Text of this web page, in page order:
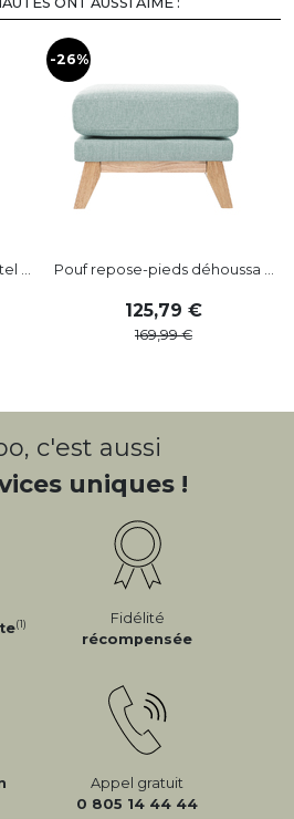
...
-26%
Pouf repose-pieds déhoussa ...
125,79
169,99
c'est aussi
uniques !
(1)
Fidélité
récompensée
Appel gratuit
0 805 14 44 44